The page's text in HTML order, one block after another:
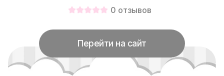
0 отзывов
Перейти на сайт